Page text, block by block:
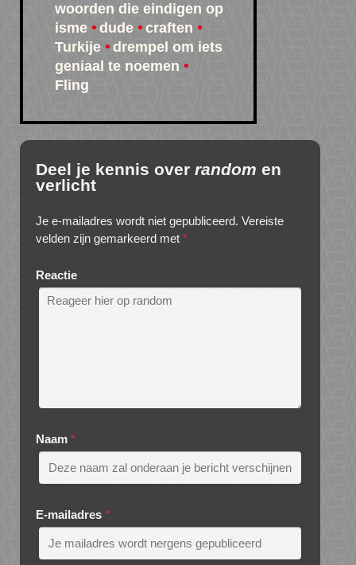
woorden die eindigen op
isme
dude
craften
Turkije
drempel om iets
geniaal te noemen
Fling
Deel je kennis over random en
verlicht
Je e-mailadres wordt niet gepubliceerd. Vereiste
velden zijn gemarkeerd met *
Reactie
Naam *
E-mailadres *